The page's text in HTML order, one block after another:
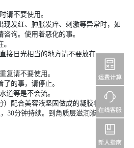
请不要使用。
现发红、肿胀发痒、刺激等异常时，如
询。使用着恶化的事。
接日光相当的地方请不要放在。
复请不要使用。
了的事，请停止。
道等是不会流。
配合美容液坚固做成的凝胶状口罩。
30分钟持续。到角质层滋润渗透，从内